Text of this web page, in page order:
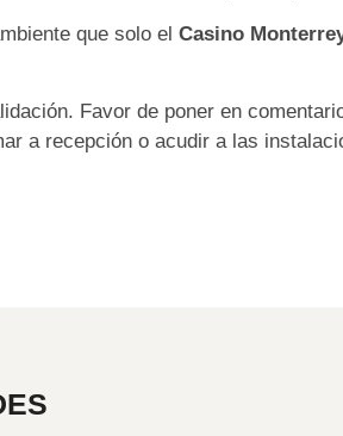
que solo el Casino
Favor de poner en
a recepción o acudir a las